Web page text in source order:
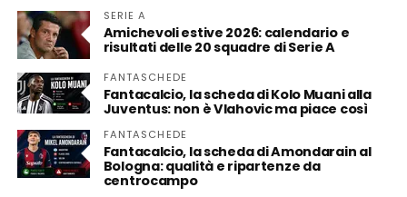
SERIE A
Amichevoli estive 2026: calendario e
risultati delle 20 squadre di Serie A
FANTASCHEDE
Fantacalcio, la scheda di Kolo Muani alla
Juventus: non è Vlahovic ma piace così
FANTASCHEDE
Fantacalcio, la scheda di Amondarain al
Bologna: qualità e ripartenze da
centrocampo